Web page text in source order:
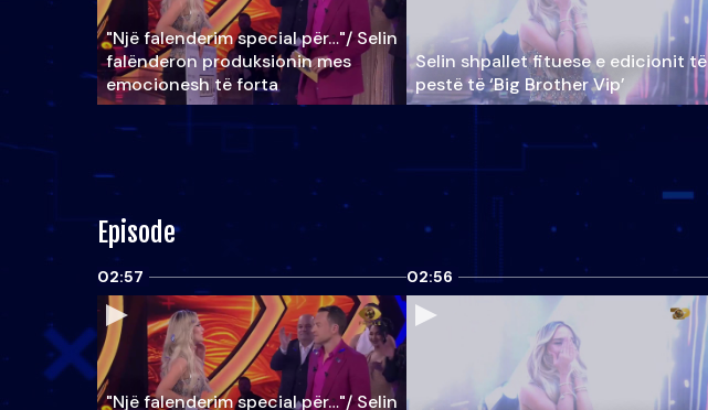
"Një falenderim special për…"/ Selin
falënderon produksionin mes
emocionesh të forta
Selin shpallet fituese e edicionit të
pestë të ‘Big Brother Vip’
Episode
02:57
"Një falenderim special për…"/ Selin
02:56